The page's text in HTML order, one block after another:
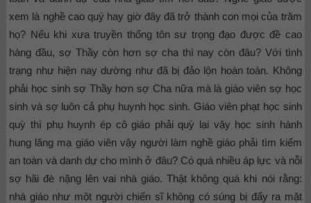
xem là nghề cao quý hay giờ đây đã trở thành con mọi của trăm
họ? Nếu khi xưa truyền thống tôn sư trọng đạo được đề cao
hàng đầu, sợ Thầy còn hơn sợ cha thì nay còn đâu? Với tình
trạng như hiện nay dường như đã bị đảo lộn hoàn toàn. Không
phải học sinh sợ Thầy hơn sợ Cha nữa mà là giáo viên sợ học
sinh và sợ luôn cả phụ huynh học sinh. Giáo viên phạt học sinh
quỳ thì phụ huynh ép cô giáo phải quỳ lại vậy học sinh hành
hung lăng mạ giáo viên vậy người làm nghề giáo phải tìm kiếm
an toàn và danh dự cho mình ở đâu? Có quá nhiều áp lực và nỗi
sợ hãi đè nặng lên vai nhà giáo. Thật không quá khi nói rằng:
nhà giáo như một người chiến sĩ không có súng bị đẩy ra mặt